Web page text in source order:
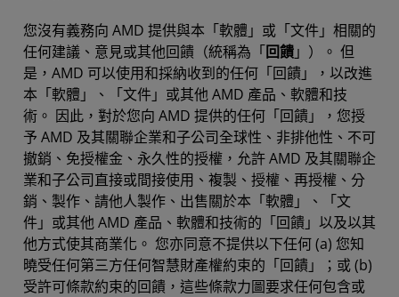
您沒有義務向 AMD 提供與本「軟體」或「文件」相關的
任何建議、意見或其他回饋（統稱為「回饋」）。 但
是，AMD 可以使用和採納收到的任何「回饋」，以改進
本「軟體」、「文件」或其他 AMD 產品、軟體和技
術。 因此，對於您向 AMD 提供的任何「回饋」，您授
予 AMD 及其關聯企業和子公司全球性、非排他性、不可
撤銷、免授權金、永久性的授權，允許 AMD 及其關聯企
業和子公司直接或間接使用、複製、授權、再授權、分
銷、製作、請他人製作、出售關於本「軟體」、「文
件」或其他 AMD 產品、軟體和技術的「回饋」以及以其
他方式使其商業化。 您亦同意不提供以下任何 (a) 您知
曉受任何第三方任何智慧財產權約束的「回饋」；或 (b)
受許可條款約束的回饋，這些條款力圖要求任何包含或